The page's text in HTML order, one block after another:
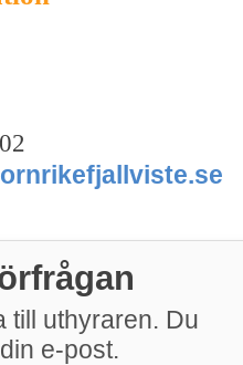
till uthyraren. Du
e-post.